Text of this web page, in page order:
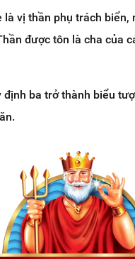
là vị thần phụ trách biển,
được tôn là cha của
định ba trở thành biểu